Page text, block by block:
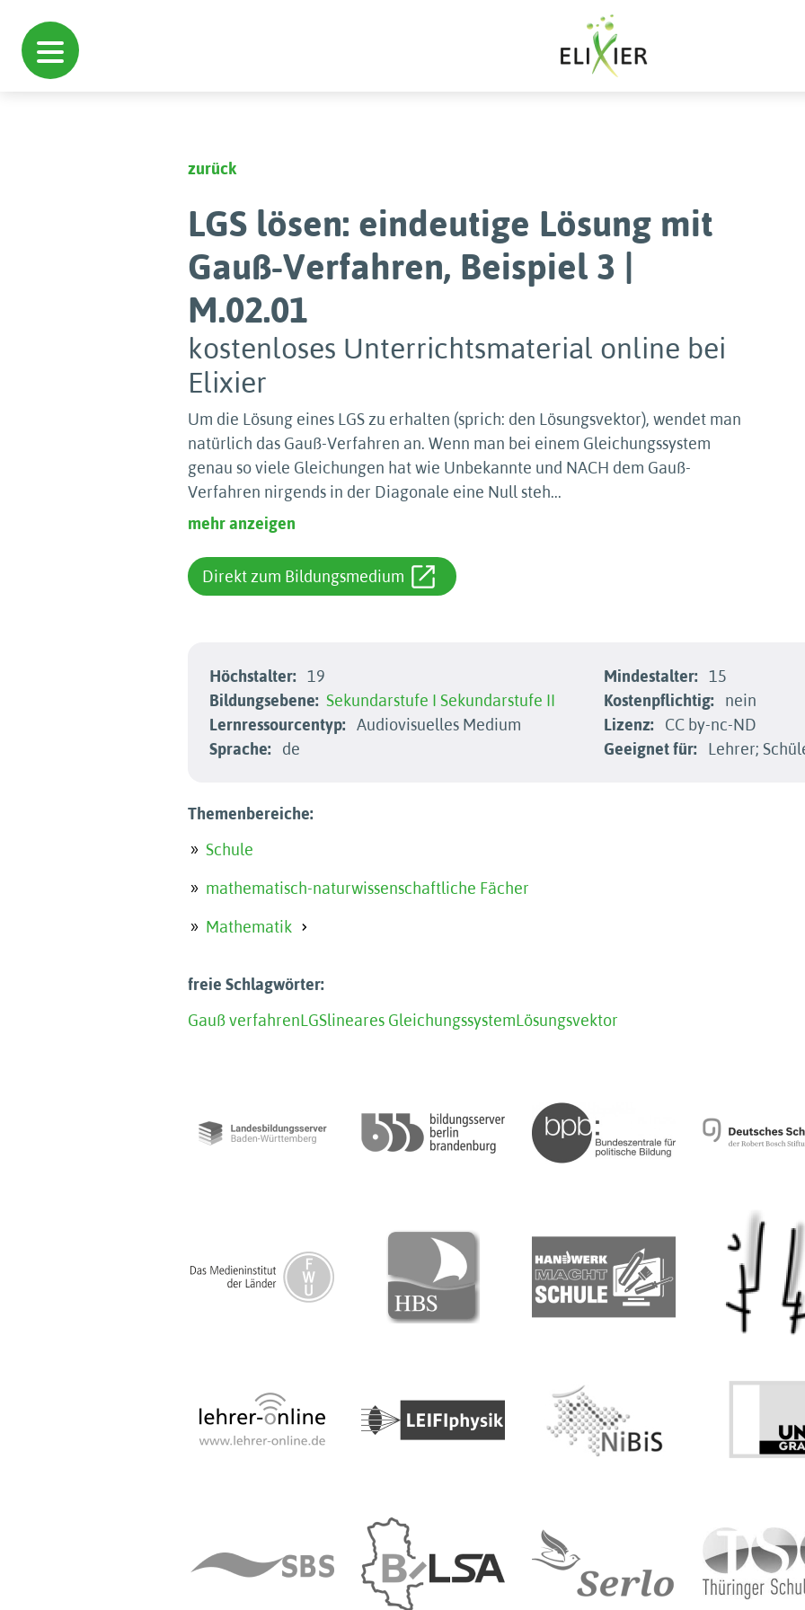
zurück
LGS lösen: eindeutige Lösung mit
Gauß-Verfahren, Beispiel 3 |
M.02.01
kostenloses Unterrichtsmaterial online bei
Elixier
Um die Lösung eines LGS zu erhalten (sprich: den Lösungsvektor), wendet man
natürlich das Gauß-Verfahren an. Wenn man bei einem Gleichungssystem
genau so viele Gleichungen hat wie Unbekannte und NACH dem Gauß-
Verfahren nirgends in der Diagonale eine Null steh...
mehr anzeigen
Direkt zum Bildungsmedium
Höchstalter:
19
Bildungsebene: Sekundarstufe I Sekundarstufe II
Lernressourcentyp:
Audiovisuelles Medium
Sprache:
de
Mindestalter:
15
Kostenpflichtig:
nein
Lizenz:
CC by-nc-ND
Geeignet für:
Lehrer;
Themenbereiche:
Schule
mathematisch-naturwissenschaftliche Fächer
Mathematik
freie Schlagwörter:
Gauß verfahrenLGSlineares GleichungssystemLösungsvektor